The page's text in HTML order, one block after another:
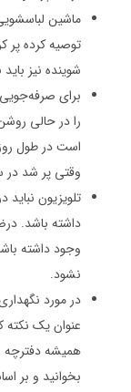
ماشین
توصیه کرده پر
شوینده نیز
برای
را در حالی
است در طول
وقتی پر شد در
تلویزیون
داشته باشد.
وجود داشته
نشود.
در مورد
عنوان یک نکته
همیشه دفترچه
بخوانید و بر